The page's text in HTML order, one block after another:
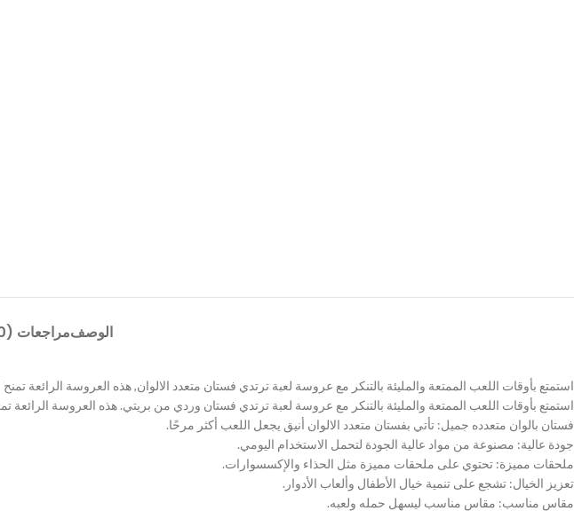
الوصفمراجعات (0)
استمتع بأوقات اللعب الممتعة والمليئة بالتنكر مع عروسة لعبة ترتدي فستان متعدد الالوان, هذه العروسة الرائعة
استمتع بأوقات اللعب الممتعة والمليئة بالتنكر مع عروسة لعبة ترتدي فستان وردي من بريتي. هذه العروسة
فستان بالوان متعدده جميل: تأتي بفستان متعدد الالوان أنيق يجعل اللعب أكثر مرحًا.
جودة عالية: مصنوعة من مواد عالية الجودة لتحمل الاستخدام اليومي.
ملحقات مميزة: تحتوي على ملحقات مميزة مثل الحذاء والإكسسوارات.
تعزيز الخيال: تشجع على تنمية خيال الأطفال وألعاب الأدوار.
مقاس مناسب: مقاس مناسب ليسهل حمله ولعبه.
Facebook
Instagram
WhatsApp
TikTok